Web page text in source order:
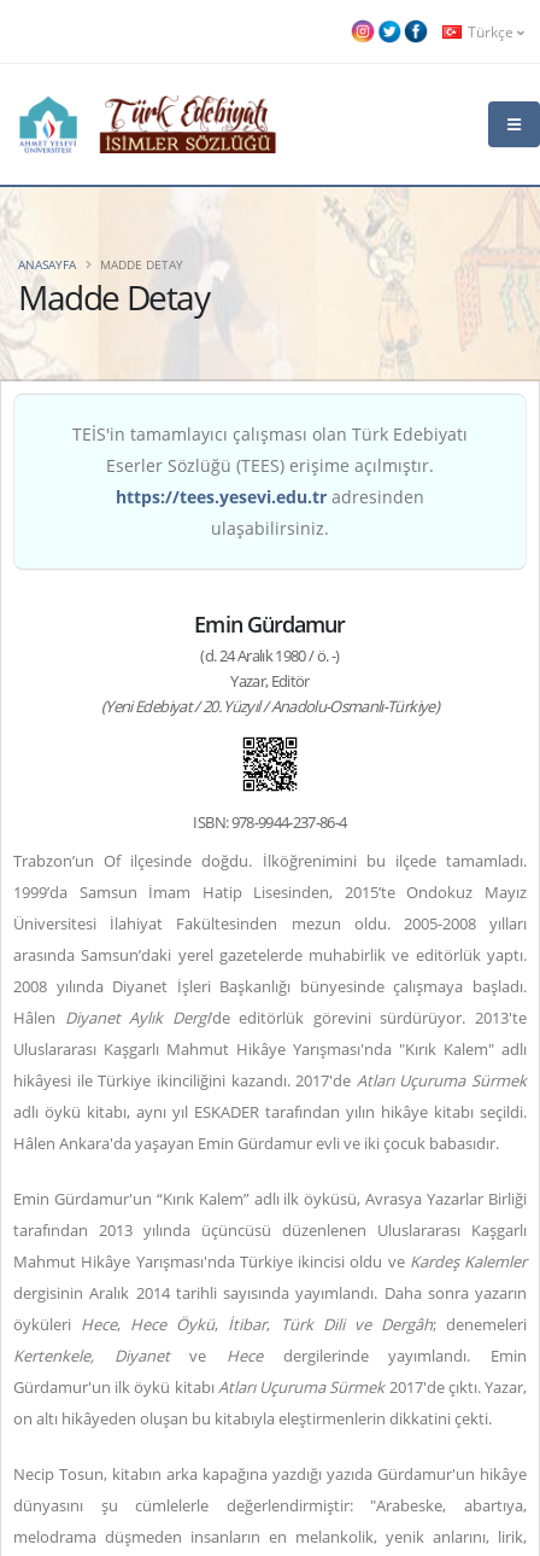
Türkçe
Madde Detay
ANASAYFA MADDE DETAY
TEİS'in tamamlayıcı çalışması olan Türk Edebiyatı
Eserler Sözlüğü (TEES) erişime açılmıştır.
https://tees.yesevi.edu.tr adresinden
ulaşabilirsiniz.
Emin Gürdamur
(d. 24 Aralık 1980 / ö. -)
Yazar, Editör
(Yeni Edebiyat / 20. Yüzyıl / Anadolu-Osmanlı-Türkiye)
ISBN: 978-9944-237-86-4
Trabzon’un Of ilçesinde doğdu. İlköğrenimini bu ilçede tamamladı.
1999’da Samsun İmam Hatip Lisesinden, 2015’te Ondokuz Mayız
Üniversitesi İlahiyat Fakültesinden mezun oldu. 2005-2008 yılları
arasında Samsun’daki yerel gazetelerde muhabirlik ve editörlük yaptı.
2008 yılında Diyanet İşleri Başkanlığı bünyesinde çalışmaya başladı.
Hâlen Diyanet Aylık Dergi’de editörlük görevini sürdürüyor. 2013'te
Uluslararası Kaşgarlı Mahmut Hikâye Yarışması'nda "Kırık Kalem" adlı
hikâyesi ile Türkiye ikinciliğini kazandı. 2017'de Atları Uçuruma Sürmek
adlı öykü kitabı, aynı yıl ESKADER tarafından yılın hikâye kitabı seçildi.
Hâlen Ankara'da yaşayan Emin Gürdamur evli ve iki çocuk babasıdır.
Emin Gürdamur'un “Kırık Kalem” adlı ilk öyküsü, Avrasya Yazarlar Birliği
tarafından 2013 yılında üçüncüsü düzenlenen Uluslararası Kaşgarlı
Mahmut Hikâye Yarışması'nda Türkiye ikincisi oldu ve Kardeş Kalemler
dergisinin Aralık 2014 tarihli sayısında yayımlandı. Daha sonra yazarın
öyküleri Hece, Hece Öykü, İtibar, Türk Dili ve Dergâh; denemeleri
Kertenkele, Diyanetve Hecedergilerinde yayımlandı. Emin
Gürdamur'un ilk öykü kitabıAtları Uçuruma Sürmek2017'de çıktı. Yazar,
on altı hikâyeden oluşan bu kitabıyla eleştirmenlerin dikkatini çekti.
Necip Tosun, kitabın arka kapağına yazdığı yazıda Gürdamur'un hikâye
dünyasını şu cümlelerle değerlendirmiştir: "Arabeske, abartıya,
melodrama düşmeden insanların en melankolik, yenik anlarını, lirik,